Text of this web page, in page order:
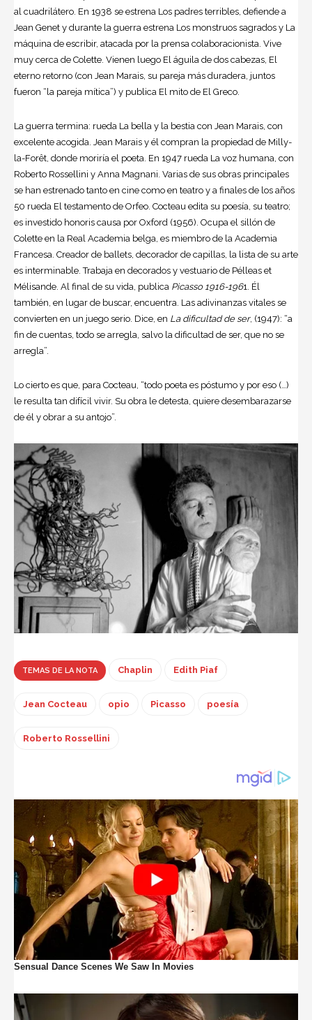
al cuadrilátero. En 1938 se estrena Los padres terribles, defiende a
Jean Genet y durante la guerra estrena Los monstruos sagrados y La
máquina de escribir, atacada por la prensa colaboracionista. Vive
muy cerca de Colette. Vienen luego El águila de dos cabezas, El
eterno retorno (con Jean Marais, su pareja más duradera, juntos
fueron “la pareja mítica”) y publica El mito de El Greco.
La guerra termina: rueda La bella y la bestia con Jean Marais, con
excelente acogida. Jean Marais y él compran la propiedad de Milly-
la-Forêt, donde moriría el poeta. En 1947 rueda La voz humana, con
Roberto Rossellini y Anna Magnani. Varias de sus obras principales
se han estrenado tanto en cine como en teatro y a finales de los años
50 rueda El testamento de Orfeo. Cocteau edita su poesía, su teatro;
es investido honoris causa por Oxford (1956). Ocupa el sillón de
Colette en la Real Academia belga, es miembro de la Academia
Francesa. Creador de ballets, decorador de capillas, la lista de su arte
es interminable. Trabaja en decorados y vestuario de Pélleas et
Mélisande. Al final de su vida, publica Picasso 1916-1961. Él
también, en lugar de buscar, encuentra. Las adivinanzas vitales se
convierten en un juego serio. Dice, en La dificultad de ser, (1947): “a
fin de cuentas, todo se arregla, salvo la dificultad de ser, que no se
arregla”.
Lo cierto es que, para Cocteau, “todo poeta es póstumo y por eso (…)
le resulta tan difícil vivir. Su obra le detesta, quiere desembarazarse
de él y obrar a su antojo”.
TEMAS DE LA NOTA Chaplin Edith Piaf
Jean Cocteau opio Picasso poesía
Roberto Rossellini